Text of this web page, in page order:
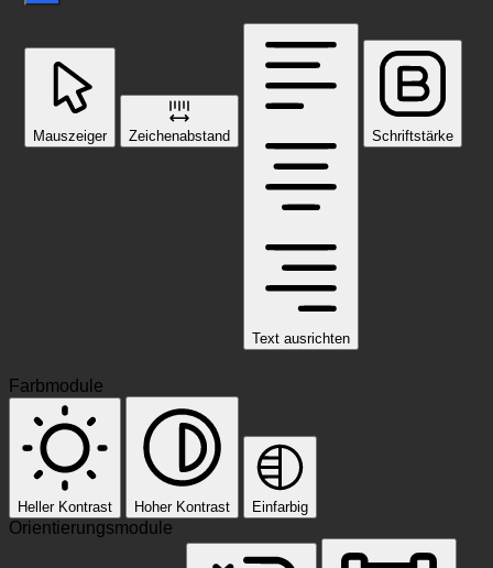
Mauszeiger Zeichenabstand
Text ausrichten
Schriftstärke
Farbmodule
Heller Kontrast Hoher Kontrast Einfarbig
Orientierungsmodule